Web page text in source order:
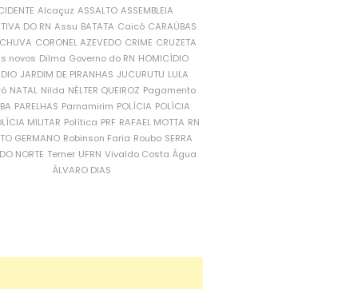
Alcaçuz ASSALTO ASSEMBLEIA
DO RN Assu BATATA Caicó CARAÚBAS
CORONEL AZEVEDO CRIME CRUZETA
novos Dilma Governo do RN HOMICÍDIO
JARDIM DE PIRANHAS JUCURUTU LULA
NATAL Nilda NÉLTER QUEIROZ Pagamento
PARELHAS Parnamirim POLÍCIA POLÍCIA
MILITAR Política PRF RAFAEL MOTTA RN
GERMANO Robinson Faria Roubo SERRA
NORTE Temer UFRN Vivaldo Costa Água
ÁLVARO DIAS